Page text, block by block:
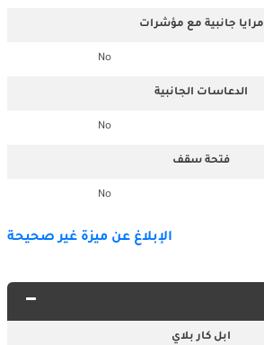
مرايا جانبية مع مؤشرات
No
الدعاسات الجانبية
No
فتحة سقف
No
الإبلاغ عن ميزة غير صحيحة
ابل كار بلاي